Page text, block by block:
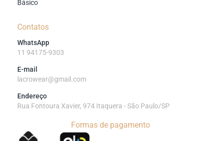
Básico
Contatos
WhatsApp
11 94175-9303
E-mail
lacrowear@gmail.com
Endereço
Rua Fontoura Xavier, 974 Itaquera - São Paulo/SP
Formas de pagamento